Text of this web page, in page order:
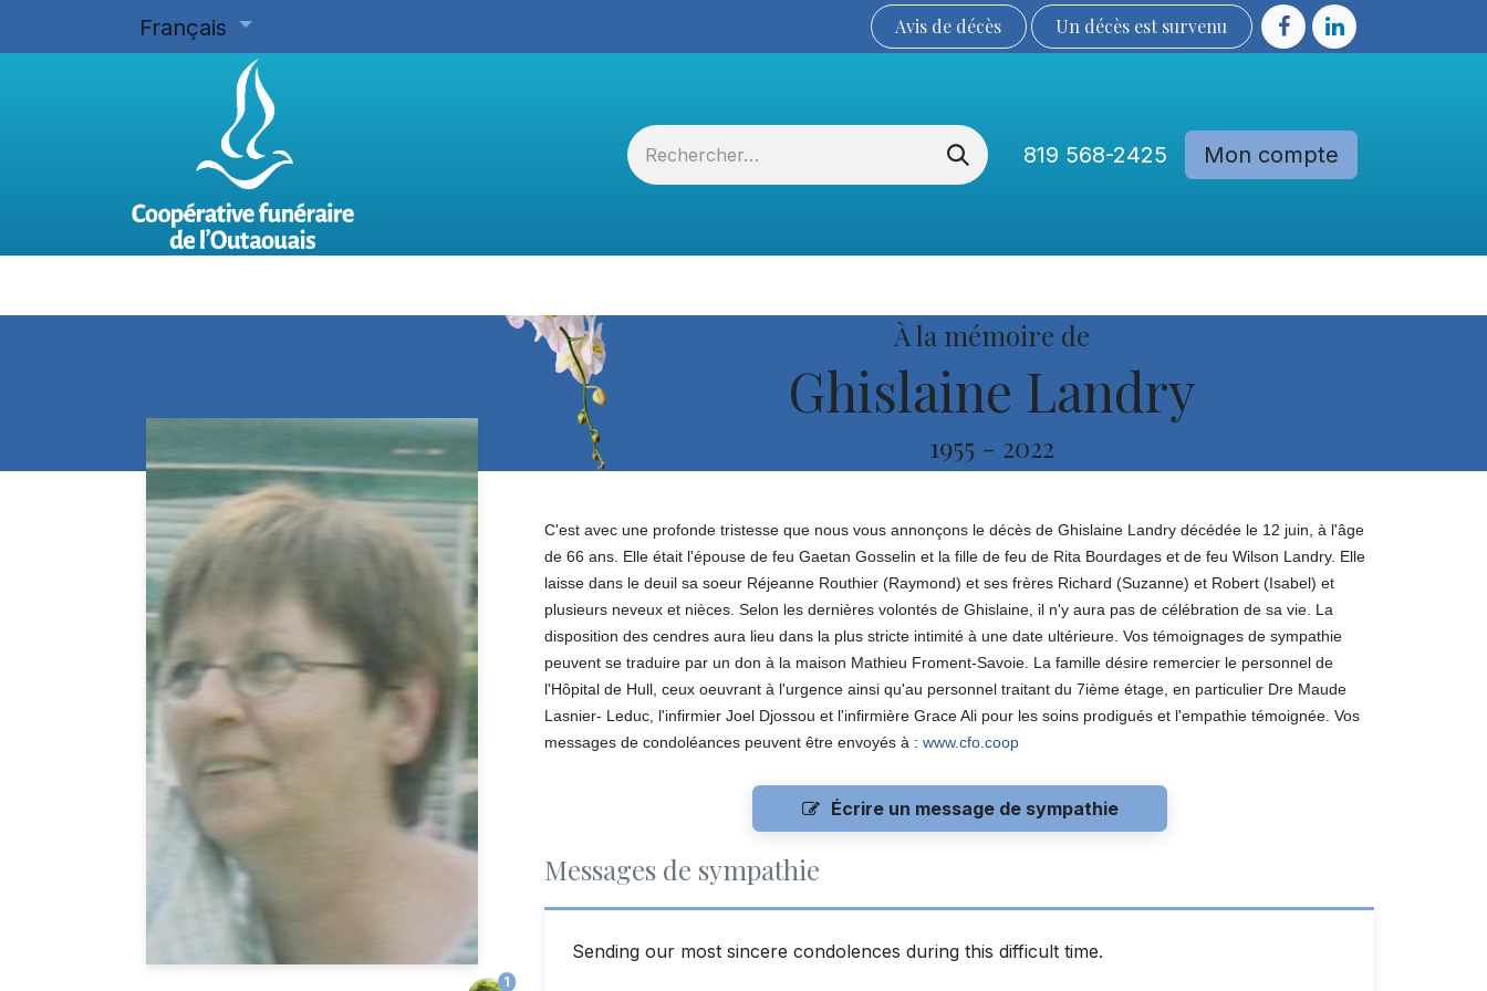
Français Avis de décès Un décès est sur​​​​​​​​ve​nu​​​​​​​​​​
819 568-2425 Mon compte
À la mémoire de
Ghislaine Landry
1955 - 2022
1
C'est avec une profonde tristesse que nous vous annonçons le décès de Ghislaine Landry décédée le 12 juin, à l'âge
de 66 ans. Elle était l'épouse de feu Gaetan Gosselin et la fille de feu de Rita Bourdages et de feu Wilson Landry. Elle
laisse dans le deuil sa soeur Réjeanne Routhier (Raymond) et ses frères Richard (Suzanne) et Robert (Isabel) et
plusieurs neveux et nièces. Selon les dernières volontés de Ghislaine, il n'y aura pas de célébration de sa vie. La
disposition des cendres aura lieu dans la plus stricte intimité à une date ultérieure. Vos témoignages de sympathie
peuvent se traduire par un don à la maison Mathieu Froment-Savoie. La famille désire remercier le personnel de
l'Hôpital de Hull, ceux oeuvrant à l'urgence ainsi qu'au personnel traitant du 7ième étage, en particulier Dre Maude
Lasnier- Leduc, l'infirmier Joel Djossou et l'infirmière Grace Ali pour les soins prodigués et l'empathie témoignée. Vos
messages de condoléances peuvent être envoyés à : www.cfo.coop
Écrire un message de sympathie
Messages de sympathie
Sending our most sincere condolences during this difficult time.